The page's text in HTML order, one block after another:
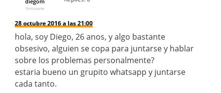
Participante
28 octubre 2016 a las 21:00
hola, soy Diego, 26 anos, y algo bastante
obsesivo, alguien se copa para juntarse y hablar
sobre los problemas personalmente?
estaria bueno un grupito whatsapp y juntarse
cada tanto.